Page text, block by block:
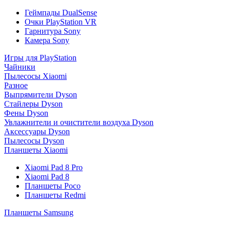
Геймпады DualSense
Очки PlayStation VR
Гарнитура Sony
Камера Sony
Игры для PlayStation
Чайники
Пылесосы Xiaomi
Разное
Выпрямители Dyson
Стайлеры Dyson
Фены Dyson
Увлажнители и очистители воздуха Dyson
Аксессуары Dyson
Пылесосы Dyson
Планшеты Xiaomi
Xiaomi Pad 8 Pro
Xiaomi Pad 8
Планшеты Poco
Планшеты Redmi
Планшеты Samsung